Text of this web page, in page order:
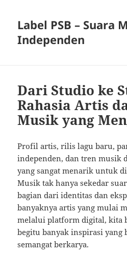
Label PSB – Suara
Independen
Dari Studio ke
Rahasia Artis
Musik yang
Profil artis, rilis lagu baru,
independen, dan tren musik
yang sangat menarik untuk
Musik tak hanya sekedar
bagian dari identitas dan
banyaknya artis yang mulai
melalui platform digital, kita
begitu banyak inspirasi yang
semangat berkarya.